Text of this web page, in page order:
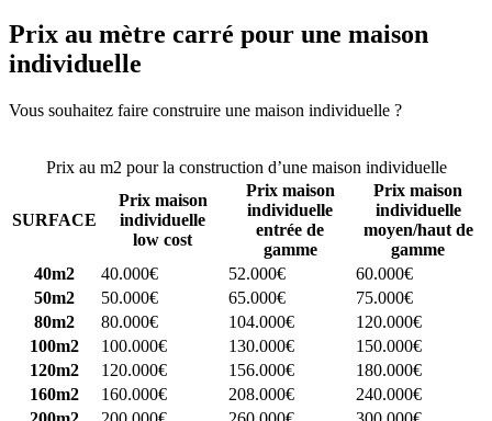
Prix au mètre carré pour une maison
individuelle
Vous souhaitez faire construire une maison individuelle ?
Prix au m2 pour la construction d’une maison individuelle
SURFACE
Prix maison
individuelle
low cost
Prix maison
individuelle
entrée de
gamme
Prix maison
individuelle
moyen/haut de
gamme
40m2
40.000€ 52.000€
60.000€
50m2
50.000€ 65.000€
75.000€
80m2
80.000€ 104.000€
120.000€
100m2
100.000€ 130.000€
150.000€
120m2
120.000€ 156.000€
180.000€
160m2
160.000€ 208.000€
240.000€